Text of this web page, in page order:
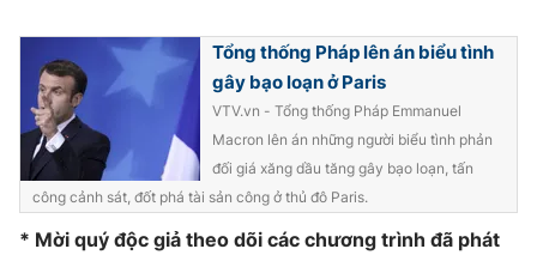
Sản phẩm
Thị trường
Tư vấn
Lịch phát sóng
Chuyên mục khác
Emagazine Podcast
Tổng thống Pháp lên án biểu tình
gây bạo loạn ở Paris
VTV.vn - Tổng thống Pháp Emmanuel
Macron lên án những người biểu tình phản
đối giá xăng dầu tăng gây bạo loạn, tấn
công cảnh sát, đốt phá tài sản công ở thủ đô Paris.
* Mời quý độc giả theo dõi các chương trình đã phát